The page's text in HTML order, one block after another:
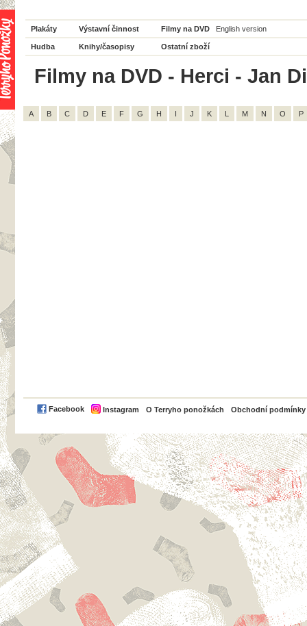
Plakáty Výstavní činnost Filmy na DVD English version
Hudba Knihy/časopisy Ostatní zboží
Filmy na DVD - Herci - Jan
A B C D E F G H I J K L M N O P
Facebook Instagram O Terryho ponožkách Obchodní podmínky
PayPal